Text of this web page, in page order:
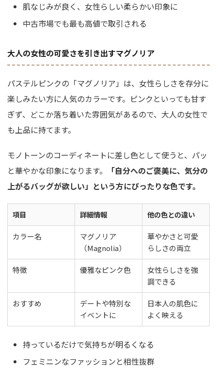
肌なじみが良く、女性らしい柔らかい印象に
中古市場でも最も高値で取引される
大人の女性の可愛さを引き出すマグノリア
パステルピンクの「マグノリア」は、女性らしさを存分に
楽しみたい方に人気のカラーです。ピンクといっても甘す
ぎず、どこか落ち着いた雰囲気があるので、大人の女性で
も上品に持てます。
モノトーンのコーディネートに差し色として使うと、パッ
と華やかな印象になります。
「自分へのご褒美に、気分の
上がるバッグが欲しい」という方にぴったりな色です。
項目 詳細情報 他の色との違い
カラー名
マグノリア
（Magnolia）
華やかさと可愛
らしさの両立
特徴 優雅なピンク色
女性らしさを強
調できる
おすすめ
デートや特別な
イベントに
日本人の肌色に
よく映える
持っているだけで気持ちが明るくなる
フェミニンなファッションと相性抜群